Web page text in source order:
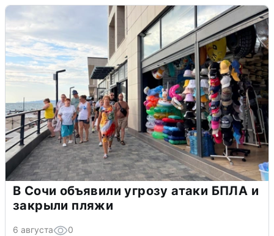
В Сочи объявили угрозу атаки БПЛА и
закрыли пляжи
6 августа 0